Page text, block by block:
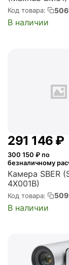
Код товара:
В наличии
291 146 ₽
300 150 ₽ по
безналичному
Камера SBER
4X001B)
Код товара:
В наличии